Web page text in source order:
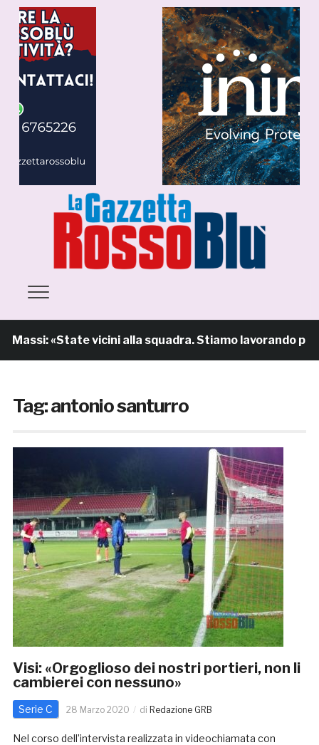
«State vicini alla squadra. Stiamo lavorando per
Tag:antonio santurro
Visi: «Orgoglioso dei nostri portieri, non li
cambierei con nessuno»
Serie C 28 Marzo 2020 di Redazione GRB
Nel corso dell’intervista realizzata in videochiamata con